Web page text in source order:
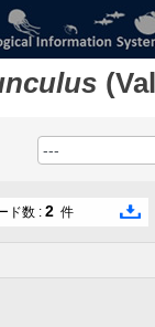
---
ド数 : 2 件